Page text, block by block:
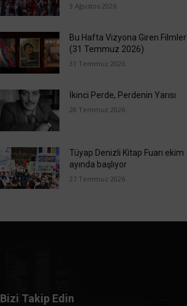
3 Ağustos 2026
Bu Hafta Vizyona Giren Filmler
(31 Temmuz 2026)
31 Temmuz 2026
İkinci Perde, Perdenin Yarısı
28 Temmuz 2026
Tüyap Denizli Kitap Fuarı ekim
ayında başlıyor
27 Temmuz 2026
Bizi Takip Edin